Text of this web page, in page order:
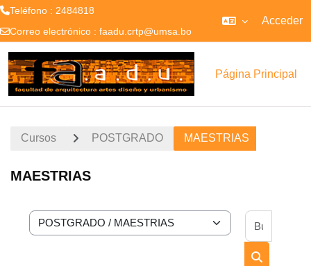
Teléfono : 2484818
Correo electrónico : faadu.crtp@umsa.bo
Acceder
Página Principal
Cursos POSTGRADO MAESTRIAS
MAESTRIAS
Categorías